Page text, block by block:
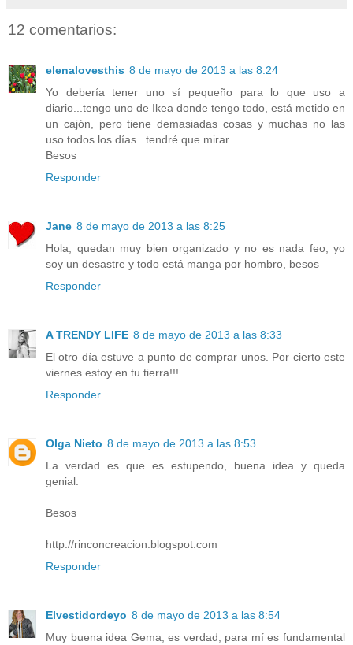
12 comentarios:
elenalovesthis 8 de mayo de 2013 a las 8:24
Yo debería tener uno sí pequeño para lo que uso a
diario...tengo uno de Ikea donde tengo todo, está metido en
un cajón, pero tiene demasiadas cosas y muchas no las
uso todos los días...tendré que mirar
Besos
Responder
Jane 8 de mayo de 2013 a las 8:25
Hola, quedan muy bien organizado y no es nada feo, yo
soy un desastre y todo está manga por hombro, besos
Responder
A TRENDY LIFE 8 de mayo de 2013 a las 8:33
El otro día estuve a punto de comprar unos. Por cierto este
viernes estoy en tu tierra!!!
Responder
Olga Nieto 8 de mayo de 2013 a las 8:53
La verdad es que es estupendo, buena idea y queda
genial.
Besos
http://rinconcreacion.blogspot.com
Responder
Elvestidordeyo 8 de mayo de 2013 a las 8:54
Muy buena idea Gema, es verdad, para mí es fundamental